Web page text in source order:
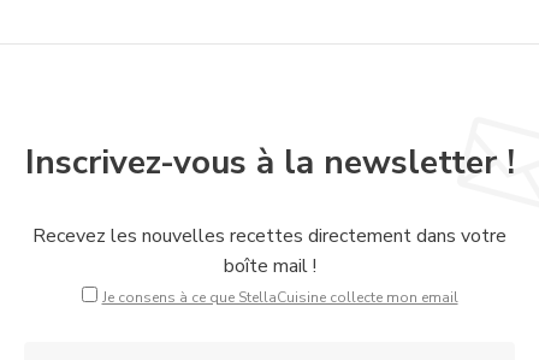
Inscrivez-vous à la newsletter !
Recevez les nouvelles recettes directement dans votre
boîte mail !
Je consens à ce que StellaCuisine collecte mon email